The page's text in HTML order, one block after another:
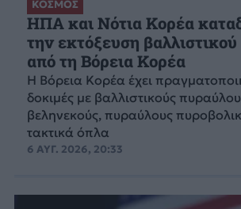
ΚΟΣΜΟΣ
ΗΠΑ και Νότια Κορέα
την εκτόξευση
από τη Βόρεια Κορέα
Η Βόρεια Κορέα έχει
δοκιμές με βαλλιστικούς
βεληνεκούς, πυραύλους
τακτικά όπλα
6 ΑΥΓ. 2026, 20:33